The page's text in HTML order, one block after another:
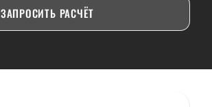
ЗАПРОСИТЬ РАСЧЁТ